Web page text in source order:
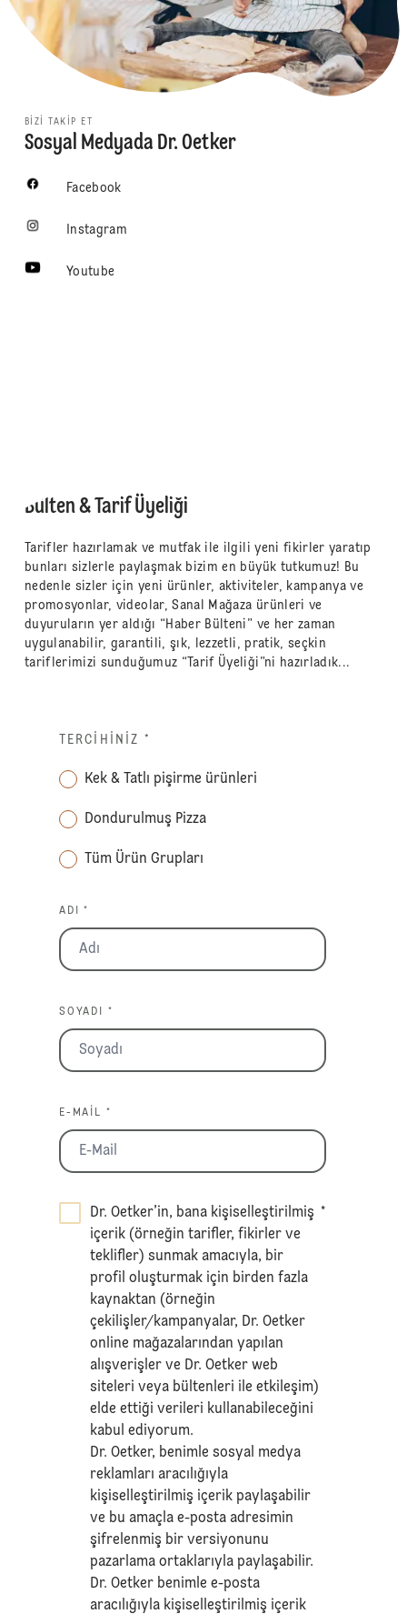
BIZI TAKIP ET
Sosyal Medyada Dr. Oetker
Facebook
Instagram
Youtube
Bülten & Tarif Üyeliği
Tarifler hazırlamak ve mutfak ile ilgili yeni fikirler yaratıp
bunları sizlerle paylaşmak bizim en büyük tutkumuz! Bu
nedenle sizler için yeni ürünler, aktiviteler, kampanya ve
promosyonlar, videolar, Sanal Mağaza ürünleri ve
duyuruların yer aldığı “Haber Bülteni” ve her zaman
uygulanabilir, garantili, şık, lezzetli, pratik, seçkin
tariflerimizi sunduğumuz “Tarif Üyeliği”ni hazırladık...
TERCIHINIZ *
Kek & Tatlı pişirme ürünleri
Dondurulmuş Pizza
Tüm Ürün Grupları
ADI *
SOYADI *
E-MAIL *
Dr. Oetker’in, bana kişiselleştirilmiş
içerik (örneğin tarifler, fikirler ve
teklifler) sunmak amacıyla, bir
profil oluşturmak için birden fazla
kaynaktan (örneğin
çekilişler/kampanyalar, Dr. Oetker
online mağazalarından yapılan
alışverişler ve Dr. Oetker web
siteleri veya bültenleri ile etkileşim)
elde ettiği verileri kullanabileceğini
kabul ediyorum.
Dr. Oetker, benimle sosyal medya
reklamları aracılığıyla
kişiselleştirilmiş içerik paylaşabilir
ve bu amaçla e-posta adresimin
şifrelenmiş bir versiyonunu
pazarlama ortaklarıyla paylaşabilir.
Dr. Oetker benimle e-posta
aracılığıyla kişiselleştirilmiş içerik
*